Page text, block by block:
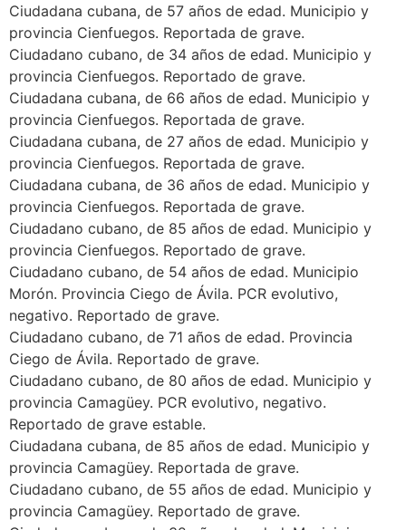
Ciudadana cubana, de 57 años de edad. Municipio y
provincia Cienfuegos. Reportada de grave.
Ciudadano cubano, de 34 años de edad. Municipio y
provincia Cienfuegos. Reportado de grave.
Ciudadana cubana, de 66 años de edad. Municipio y
provincia Cienfuegos. Reportada de grave.
Ciudadana cubana, de 27 años de edad. Municipio y
provincia Cienfuegos. Reportada de grave.
Ciudadana cubana, de 36 años de edad. Municipio y
provincia Cienfuegos. Reportada de grave.
Ciudadano cubano, de 85 años de edad. Municipio y
provincia Cienfuegos. Reportado de grave.
Ciudadano cubano, de 54 años de edad. Municipio
Morón. Provincia Ciego de Ávila. PCR evolutivo,
negativo. Reportado de grave.
Ciudadano cubano, de 71 años de edad. Provincia
Ciego de Ávila. Reportado de grave.
Ciudadano cubano, de 80 años de edad. Municipio y
provincia Camagüey. PCR evolutivo, negativo.
Reportado de grave estable.
Ciudadana cubana, de 85 años de edad. Municipio y
provincia Camagüey. Reportada de grave.
Ciudadano cubano, de 55 años de edad. Municipio y
provincia Camagüey. Reportado de grave.